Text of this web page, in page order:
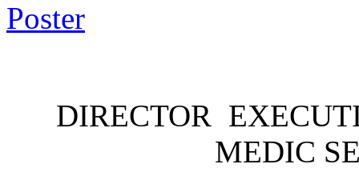
Poster
MEDIC SEF